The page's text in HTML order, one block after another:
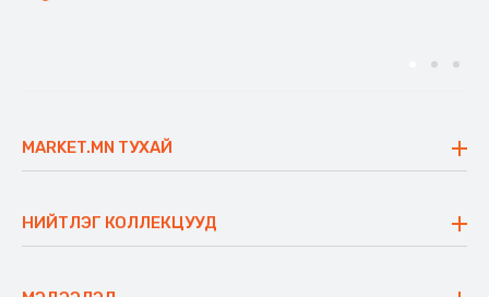
MARKET.MN ТУХАЙ
Үнэт зүйлс
Ажлын байр
НИЙТЛЭГ КОЛЛЕКЦУУД
Сүүдрэвч